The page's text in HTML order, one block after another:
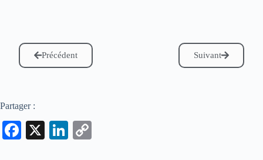
Précédent Suivant
Partager :
Fa
X
Li